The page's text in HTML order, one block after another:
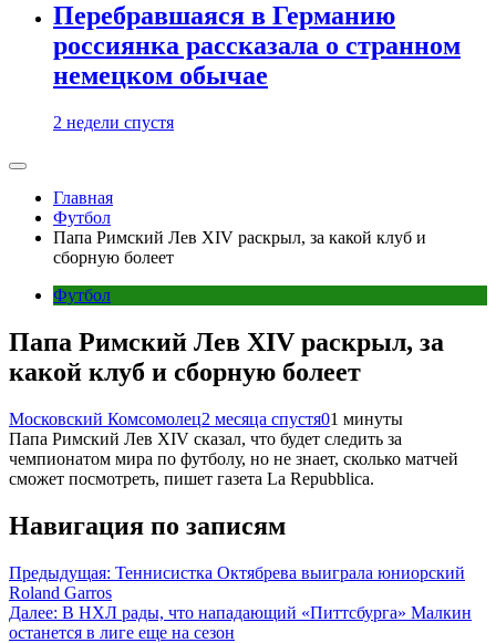
Перебравшаяся в Германию
россиянка рассказала о странном
немецком обычае
2 недели спустя
Главная
Футбол
Папа Римский Лев XIV раскрыл, за какой клуб и
сборную болеет
Футбол
Папа Римский Лев XIV раскрыл, за
какой клуб и сборную болеет
Московский Комсомолец2 месяца спустя01 минуты
Папа Римский Лев XIV сказал, что будет следить за
чемпионатом мира по футболу, но не знает, сколько матчей
сможет посмотреть, пишет газета La Repubblica.
Навигация по записям
Предыдущая: Теннисистка Октябрева выиграла юниорский
Roland Garros
Далее: В НХЛ рады, что нападающий «Питтсбурга» Малкин
останется в лиге еще на сезон